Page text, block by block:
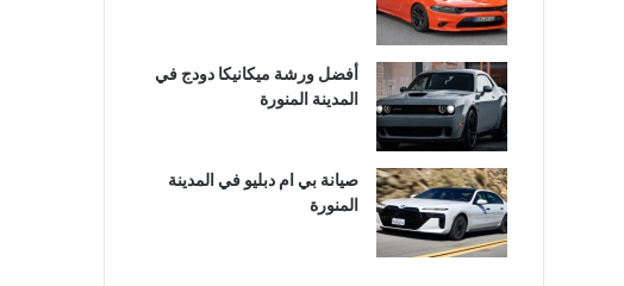
أفضل ورشة ميكانيكا دودج في
المدينة المنورة
صيانة بي ام دبليو في المدينة
المنورة